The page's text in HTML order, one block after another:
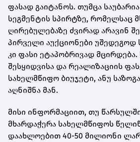
ფასად გაიტანოს. თუმცა
სეგმენტის სპირტზე, რომელსაც
ღირებულებაზე ძვირად არავინ
პირველი აუქციონები უშედეგოდ
კი ფასი ეტაპობრივად მცირდება.
შესყიდვისა და რეალიზაციის
სახელმწიფო ბიუჯეტი, ანუ
აღნიშნა მან.
მისი ინფორმაციით, თუ
მხარდაჭერა სახელმწიფოს
დაახლოებით 40-50 მილიონი